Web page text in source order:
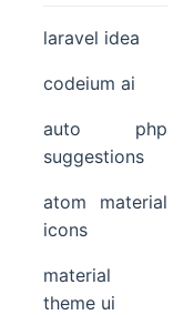
laravel idea
codeium ai
auto php
suggestions
atom material
icons
material
theme ui